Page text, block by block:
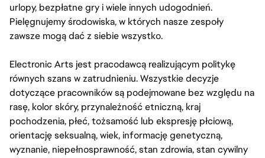
urlopy, bezpłatne gry i wiele innych udogodnień.
Pielęgnujemy środowiska, w których nasze zespoły
zawsze mogą dać z siebie wszystko.
Electronic Arts jest pracodawcą realizującym politykę
równych szans w zatrudnieniu. Wszystkie decyzje
dotyczące pracowników są podejmowane bez względu na
rasę, kolor skóry, przynależność etniczną, kraj
pochodzenia, płeć, tożsamość lub ekspresję płciową,
orientację seksualną, wiek, informację genetyczną,
wyznanie, niepełnosprawność, stan zdrowia, stan cywilny